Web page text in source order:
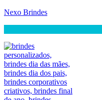
Nexo Brindes